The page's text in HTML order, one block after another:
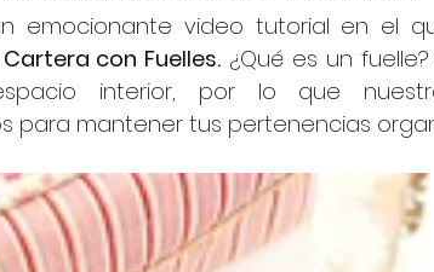
emocionante video tutorial en el
Cartera con Fuelles. ¿Qué es un
interior, por lo que
para mantener tus pertenencias